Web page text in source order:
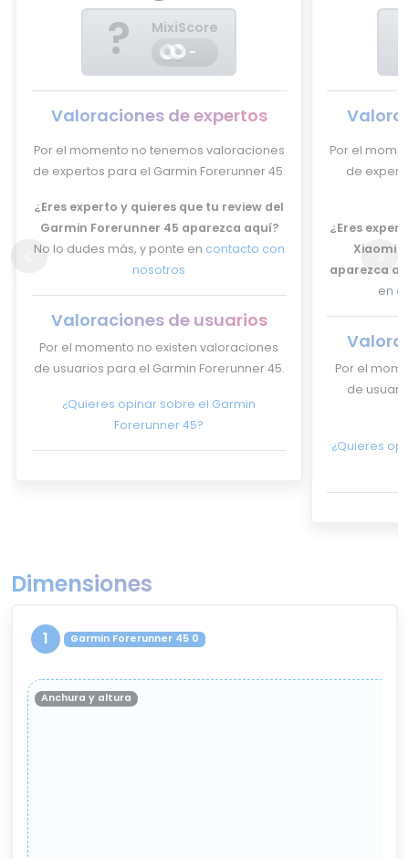
?
MixiScore
-
Valoraciones de expertos
Por el momento no tenemos valoraciones
de expertos para el Garmin Forerunner 45.
¿Eres experto y quieres que tu review del
Garmin Forerunner 45 aparezca aquí?
No lo dudes más, y ponte en contacto con
nosotros
Valoraciones de usuarios
Por el momento no existen valoraciones
de usuarios para el Garmin Forerunner 45.
¿Quieres opinar sobre el Garmin
Forerunner 45?
Por el
de
¿Eres
Xiaomi
aparezca
en
Por el
de
¿Quieres
Dimensiones
1 Garmin Forerunner 45 0
Anchura y altura